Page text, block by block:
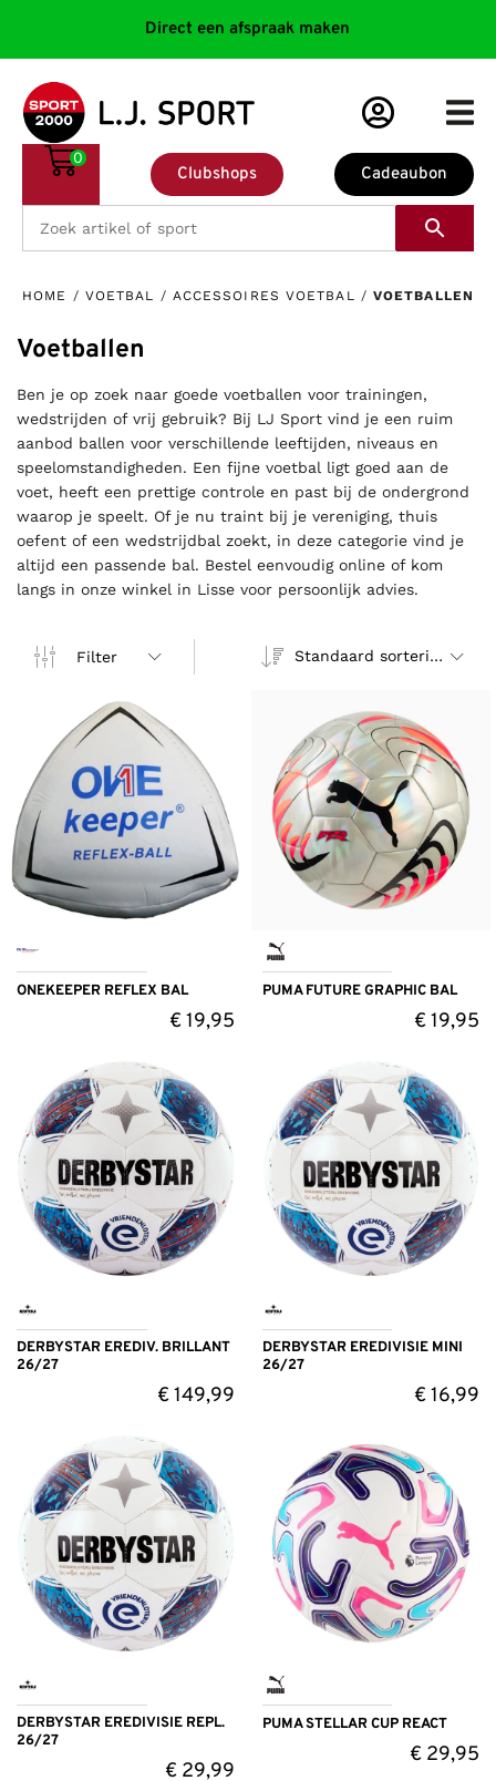
Direct een afspraak maken
Cadeaubon
Clubshops
0
HOME / VOETBAL / ACCESSOIRES VOETBAL / VOETBALLEN
Voetballen
Ben je op zoek naar goede voetballen voor trainingen,
wedstrijden of vrij gebruik? Bij LJ Sport vind je een ruim
aanbod ballen voor verschillende leeftijden, niveaus en
speelomstandigheden. Een fijne voetbal ligt goed aan de
voet, heeft een prettige controle en past bij de ondergrond
waarop je speelt. Of je nu traint bij je vereniging, thuis
oefent of een wedstrijdbal zoekt, in deze categorie vind je
altijd een passende bal. Bestel eenvoudig online of kom
langs in onze winkel in Lisse voor persoonlijk advies.
Filter Standaard sortering
ONEKEEPER REFLEX BAL
€19,95
PUMA FUTURE GRAPHIC BAL
€19,95
DERBYSTAR EREDIV. BRILLANT
26/27
€149,99
DERBYSTAR EREDIVISIE MINI
26/27
€16,99
DERBYSTAR EREDIVISIE REPL.
26/27
€29,99
PUMA STELLAR CUP REACT
€ 29,95